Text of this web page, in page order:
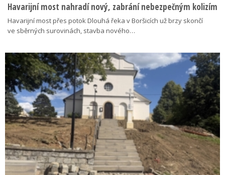
Havarijní most nahradí nový, zabrání nebezpečným kolizím
Havarijní most přes potok Dlouhá řeka v Boršicích už brzy skončí
ve sběrných surovinách, stavba nového…